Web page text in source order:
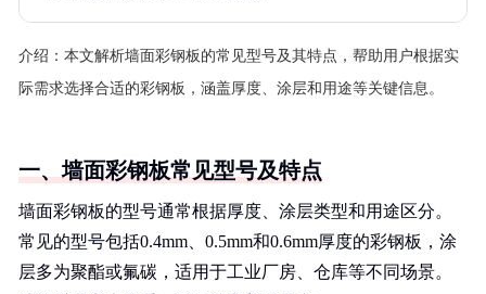
介绍： 本文解析墙面彩钢板的常见型号及其特点，帮助用户根据实
际需求选择合适的彩钢板，涵盖厚度、涂层和用途等关键信息。
一、墙面彩钢板常见型号及特点
墙面彩钢板的型号通常根据厚度、涂层类型和用途区分。
常见的型号包括0.4mm、0.5mm和0.6mm厚度的彩钢板，涂
层多为聚酯或氟碳，适用于工业厂房、仓库等不同场景。